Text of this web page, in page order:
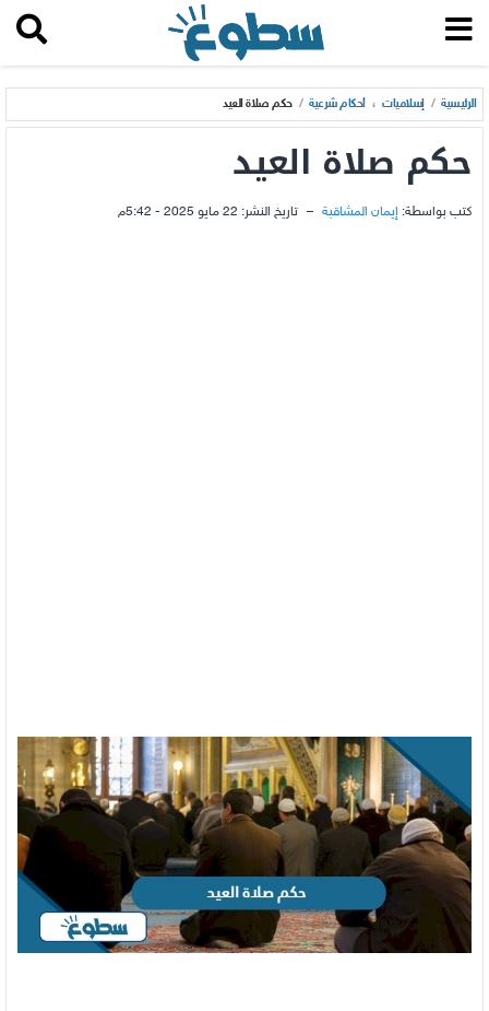
الرئيسية / إسلاميات ، أحكام شرعية / حكم صلاة العيد
حكم صلاة العيد
كتب بواسطة: إيمان المشاقبة – تاريخ النشر: 22 مايو 2025 - 5:42م